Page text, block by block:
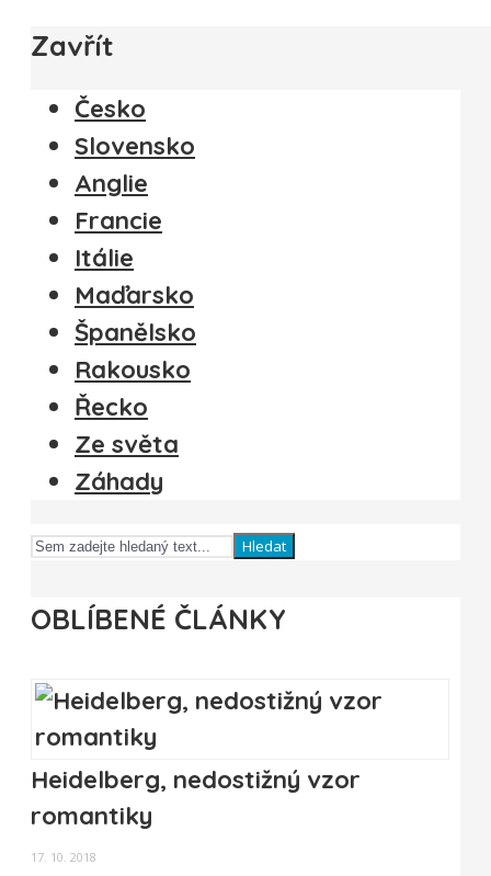
Zavřít
Česko
Slovensko
Anglie
Francie
Itálie
Maďarsko
Španělsko
Rakousko
Řecko
Ze světa
Záhady
Hledat
OBLÍBENÉ ČLÁNKY
Heidelberg, nedostižný vzor
romantiky
17. 10. 2018